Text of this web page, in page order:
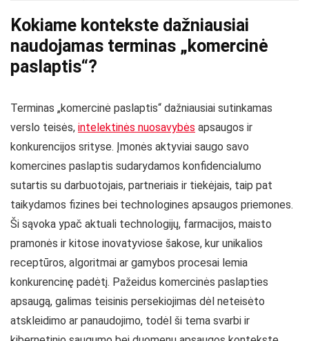
Kokiame kontekste dažniausiai
naudojamas terminas „komercinė
paslaptis“?
Terminas „komercinė paslaptis“ dažniausiai sutinkamas
verslo teisės, intelektinės nuosavybės apsaugos ir
konkurencijos srityse. Įmonės aktyviai saugo savo
komercines paslaptis sudarydamos konfidencialumo
sutartis su darbuotojais, partneriais ir tiekėjais, taip pat
taikydamos fizines bei technologines apsaugos priemones.
Ši sąvoka ypač aktuali technologijų, farmacijos, maisto
pramonės ir kitose inovatyviose šakose, kur unikalios
receptūros, algoritmai ar gamybos procesai lemia
konkurencinę padėtį. Pažeidus komercinės paslapties
apsaugą, galimas teisinis persekiojimas dėl neteisėto
atskleidimo ar panaudojimo, todėl ši tema svarbi ir